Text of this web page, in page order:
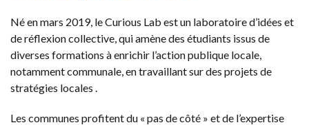
Né en mars 2019, le Curious Lab est un laboratoire d’idées et
de réflexion collective, qui amène des étudiants issus de
diverses formations à enrichir l’action publique locale,
notamment communale, en travaillant sur des projets de
stratégies locales .
Les communes profitent du « pas de côté » et de l’expertise